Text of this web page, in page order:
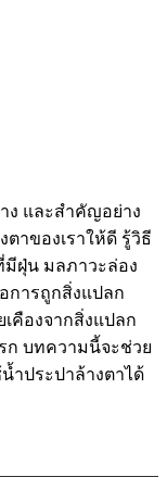
และสำคัญอย่าง
าของเราให้ดี รู้วิธี
มีฝุ่น มลภาวะล่อง
การถูกสิ่งแปลก
คืองจากสิ่งแปลก
ก บทความนี้จะช่วย
ำประปาล้างตาได้